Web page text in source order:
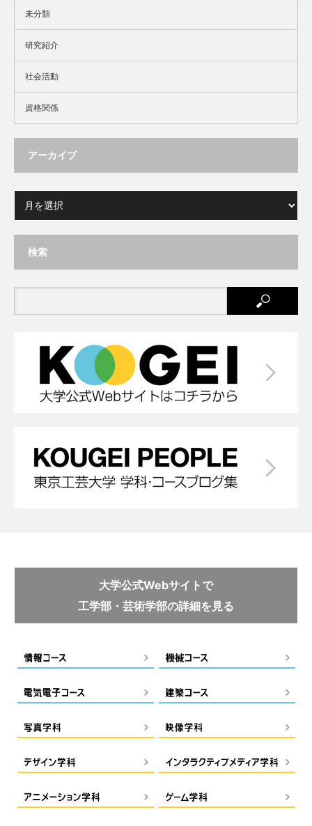
未分類
研究紹介
社会活動
資格関係
アーカイブ
検索
大学公式Webサイトで
工学部・芸術学部の詳細を見る